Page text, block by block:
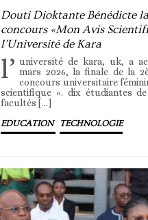
Douti Dioktante Bénédicte
concours «Mon Avis
l’Université de Kara
l’ université de kara, uk, a
mars 2026, la finale de la
concours universitaire
scientifique ». dix étudiantes
facultés […]
EDUCATION TECHNOLOGIE